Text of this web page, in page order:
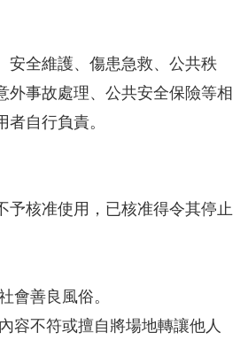
安全維護、傷患急救、公共秩
外事故處理、公共安全保險等相
自行負責。
予核准使用，已核准得令其停止
會善良風俗。
容不符或擅自將場地轉讓他人